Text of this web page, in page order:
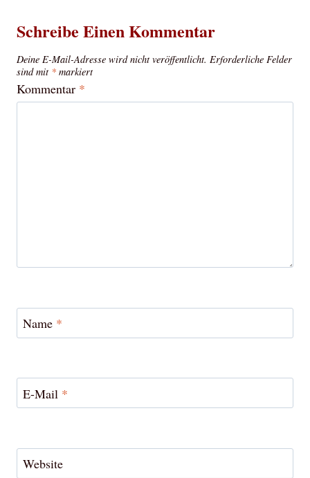
Schreibe Einen Kommentar
Deine E-Mail-Adresse wird nicht veröffentlicht. Erforderliche Felder
sind mit * markiert
Kommentar *
Name *
E-Mail *
Website